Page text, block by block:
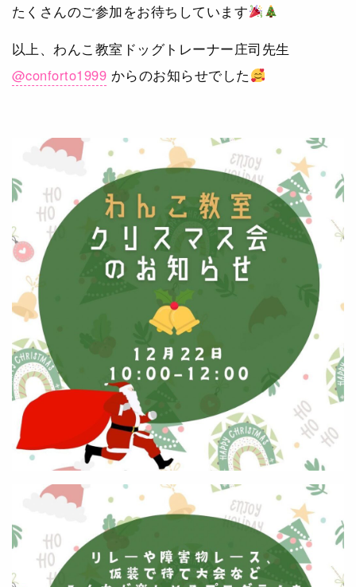
たくさんのご参加をお待ちしています
以上、わんこ教室ドッグトレーナー庄司先生
@conforto1999 からのお知らせでした